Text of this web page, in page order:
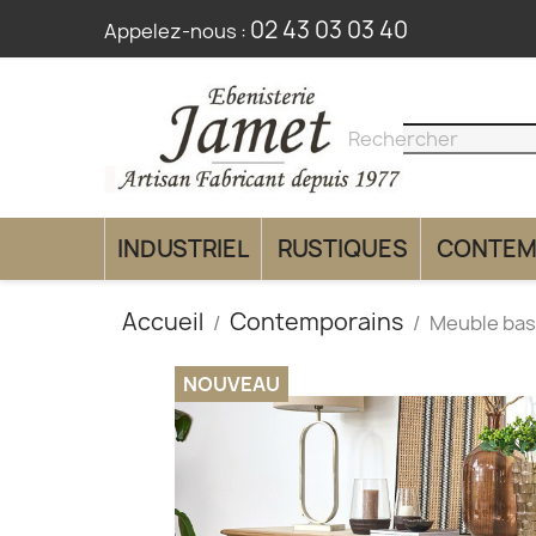
Appelez-nous : 02 43 03 03 40
clear
INDUSTRIEL RUSTIQUES
Accueil Contemporains Meuble
NOUVEAU